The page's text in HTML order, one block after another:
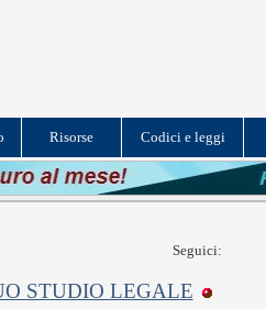
Risorse Codici e leggi
Seguici:
STUDIO LEGALE